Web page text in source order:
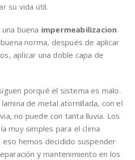
su vida útil.
buena impermeabilizacion
norma, después de aplicar
aplicar una doble capa de
porqué el sistema es malo.
de metal atornillada, con el
no puede con tanta lluvia. Los
muy simples para el clima
eso hemos decidido suspender
y mantenimiento en los